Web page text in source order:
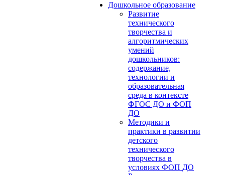
Дошкольное образование
Развитие
технического
творчества и
алгоритмических
умений
дошкольников:
содержание,
технологии и
образовательная
среда в контексте
ФГОС ДО и ФОП
ДО
Методики и
практики в развитии
детского
технического
творчества в
условиях ФОП ДО